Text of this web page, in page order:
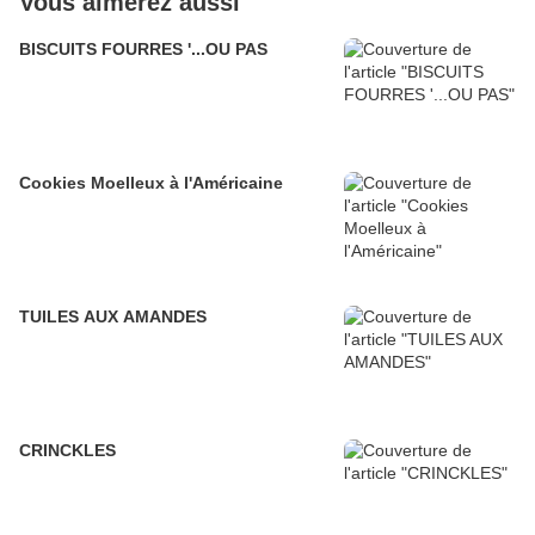
BISCUITS FOURRES '...OU PAS
Cookies Moelleux à l'Américaine
TUILES AUX AMANDES
CRINCKLES